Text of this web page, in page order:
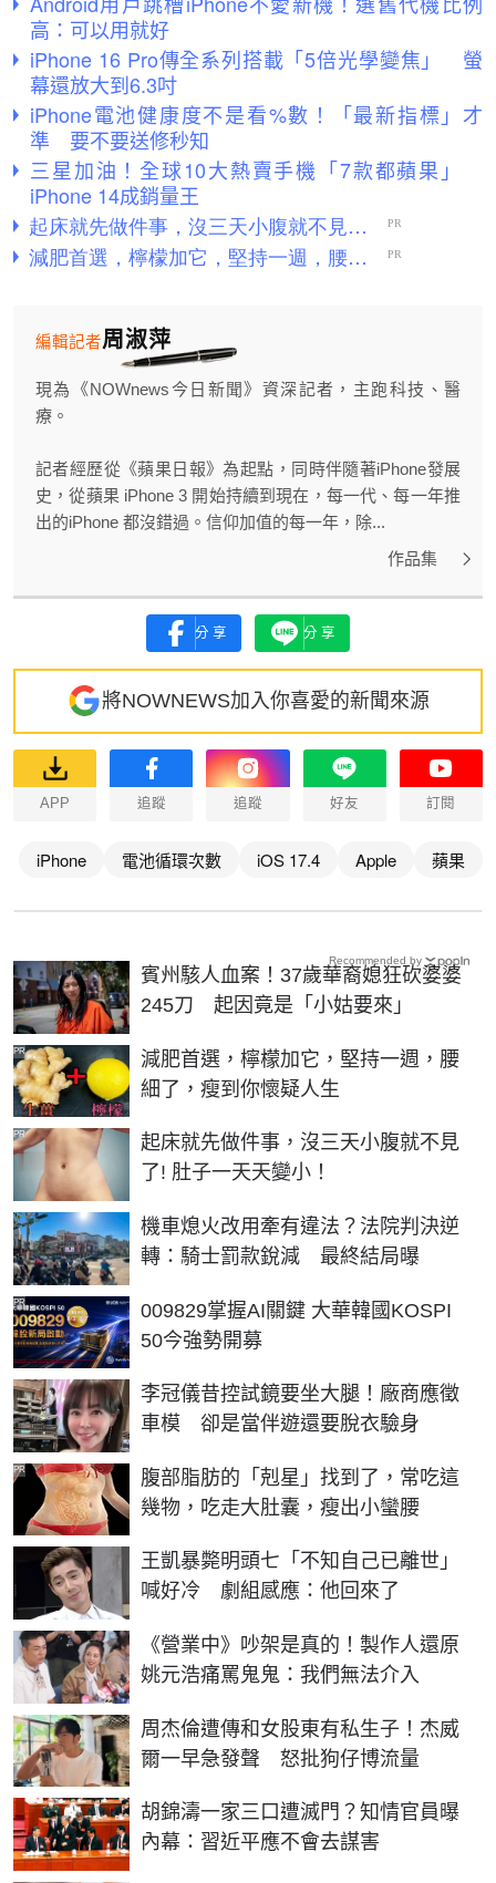
高：可以用就好
iPhone 16 Pro傳全系列搭載「5倍光學變焦」 螢
幕還放大到6.3吋
iPhone電池健康度不是看%數！「最新指標」才
準 要不要送修秒知
三星加油！全球10大熱賣手機「7款都蘋果」
iPhone 14成銷量王
周淑萍
編輯記者
現為《NOWnews今日新聞》資深記者，主跑科技、醫
療。
記者經歷從《蘋果日報》為起點，同時伴隨著iPhone發展
史，從蘋果 iPhone 3 開始持續到現在，每一代、每一年推
出的iPhone 都沒錯過。信仰加值的每一年，除...
作品集
分享 分享
將NOWNEWS加入你喜愛的新聞來源
APP 追蹤 追蹤 好友 訂閱
iPhone 電池循環次數 iOS 17.4 Apple 蘋果
賓州駭人血案！37歲華裔媳狂砍婆婆
245刀 起因竟是「小姑要來」
減肥首選，檸檬加它，堅持一週，腰
細了，瘦到你懷疑人生
PR
起床就先做件事，沒三天小腹就不見
了! 肚子一天天變小！
PR
機車熄火改用牽有違法？法院判決逆
轉：騎士罰款銳減 最終結局曝
009829掌握AI關鍵 大華韓國KOSPI
50今強勢開募
PR
李冠儀昔控試鏡要坐大腿！廠商應徵
車模 卻是當伴遊還要脫衣驗身
腹部脂肪的「剋星」找到了，常吃這
幾物，吃走大肚囊，瘦出小蠻腰
PR
王凱暴斃明頭七「不知自己已離世」
喊好冷 劇組感應：他回來了
《營業中》吵架是真的！製作人還原
姚元浩痛罵鬼鬼：我們無法介入
周杰倫遭傳和女股東有私生子！杰威
爾一早急發聲 怒批狗仔博流量
胡錦濤一家三口遭滅門？知情官員曝
內幕：習近平應不會去謀害
Recommended by